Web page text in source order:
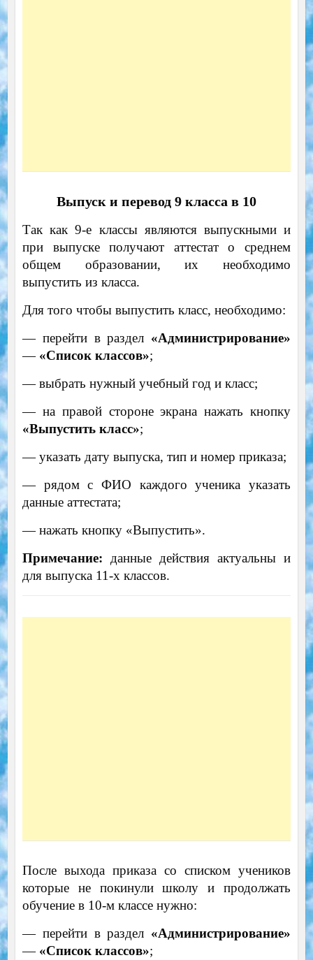
Выпуск и перевод 9 класса в 10
Так как 9-е классы являются выпускными и
при выпуске получают аттестат о среднем
общем образовании, их необходимо
выпустить из класса.
Для того чтобы выпустить класс, необходимо:
— перейти в раздел «Администрирование»
— «Список классов»;
— выбрать нужный учебный год и класс;
— на правой стороне экрана нажать кнопку
«Выпустить класс»;
— указать дату выпуска, тип и номер приказа;
— рядом с ФИО каждого ученика указать
данные аттестата;
— нажать кнопку «Выпустить».
Примечание: данные действия актуальны и
для выпуска 11-х классов.
После выхода приказа со списком учеников
которые не покинули школу и продолжать
обучение в 10-м классе нужно:
— перейти в раздел «Администрирование»
— «Список классов»;